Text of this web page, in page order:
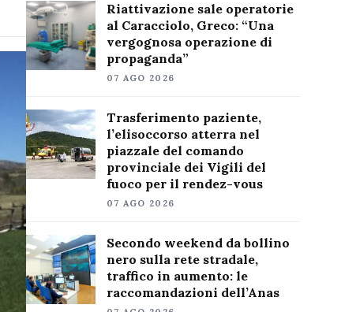
Riattivazione sale operatorie
al Caracciolo, Greco: “Una
vergognosa operazione di
propaganda”
07 AGO 2026
Trasferimento paziente,
l’elisoccorso atterra nel
piazzale del comando
provinciale dei Vigili del
fuoco per il rendez-vous
07 AGO 2026
Secondo weekend da bollino
nero sulla rete stradale,
traffico in aumento: le
raccomandazioni dell’Anas